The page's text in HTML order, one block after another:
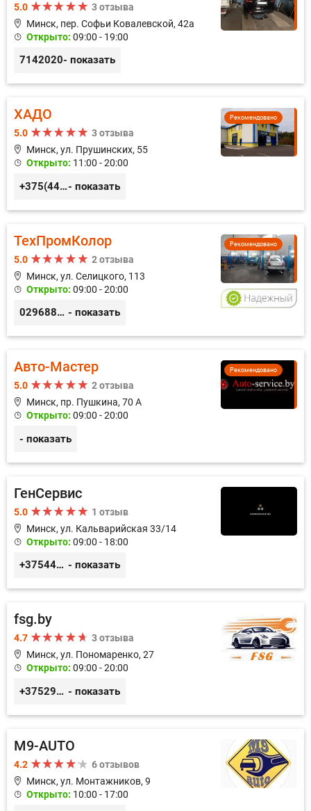
5.0
3 отзыва
Минск, пер. Софьи Ковалевской, 42а
Открыто: 09:00 - 19:00
7142020- показать
Рекомендовано
ХАДО
5.0
3 отзыва
Минск, ул. Прушинских, 55
Открыто: 11:00 - 20:00
+375(44) 559-27-77- показать
Рекомендовано
ТехПромКолор
5.0
2 отзыва
Минск, ул. Селицкого, 113
Открыто: 09:00 - 20:00
0296889898 - показать
Рекомендовано
Авто-Мастер
5.0
2 отзыва
Минск, пр. Пушкина, 70 А
Открыто: 09:00 - 20:00
- показать
ГенСервис
5.0
1 отзыв
Минск, ул. Кальварийская 33/14
Открыто: 09:00 - 18:00
+375444649592 - показать
fsg.by
4.7
3 отзыва
Минск, ул. Пономаренко, 27
Открыто: 09:00 - 20:00
+375291882338 - показать
M9-AUTO
4.2
6 отзывов
Минск, ул. Монтажников, 9
Открыто: 10:00 - 17:00